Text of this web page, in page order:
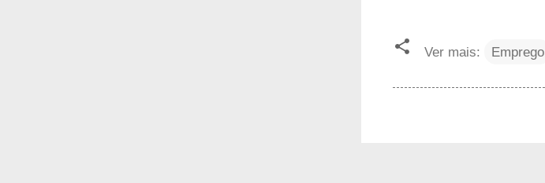
Ver mais: Emprego